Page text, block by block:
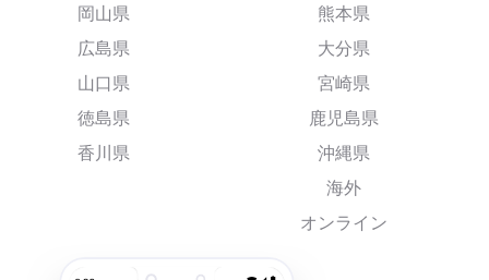
岡山県
広島県
山口県
徳島県
香川県
熊本県
大分県
宮崎県
鹿児島県
沖縄県
海外
オンライン